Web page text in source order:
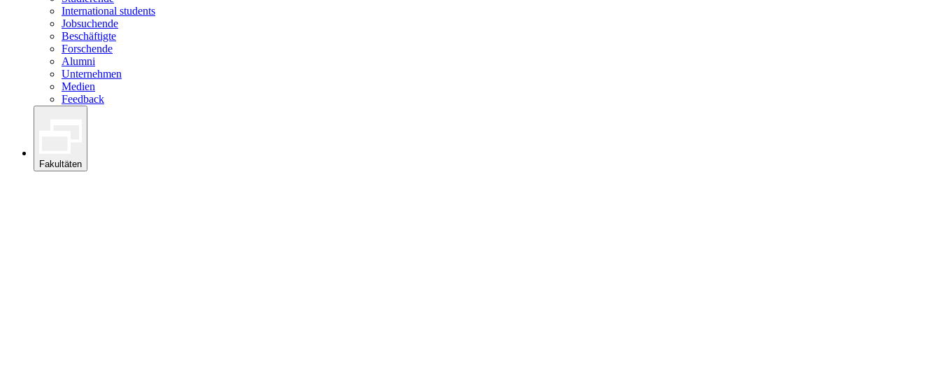
International students
Jobsuchende
Beschäftigte
Forschende
Alumni
Unternehmen
Medien
Feedback
Fakultäten